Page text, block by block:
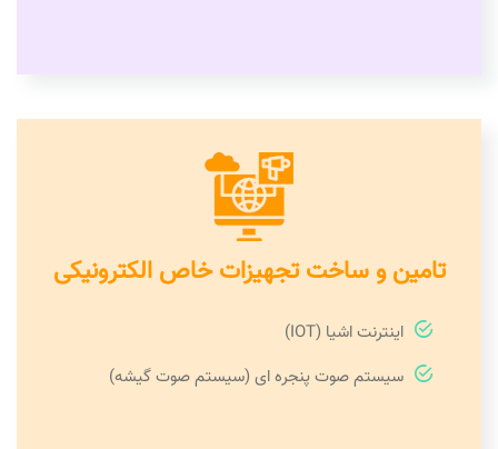
تامین و ساخت تجهیزات خاص الکترونیکی
اینترنت اشیا (IOT)
سیستم صوت پنجره ای (سیستم صوت گیشه)